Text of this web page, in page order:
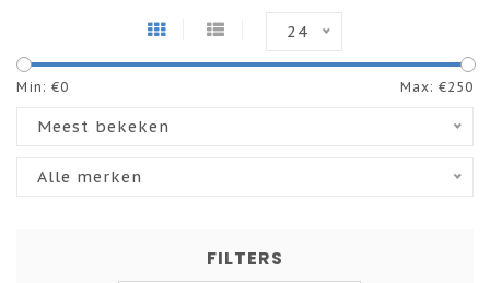
24
Min: €0 Max: €250
Meest bekeken
Alle merken
FILTERS